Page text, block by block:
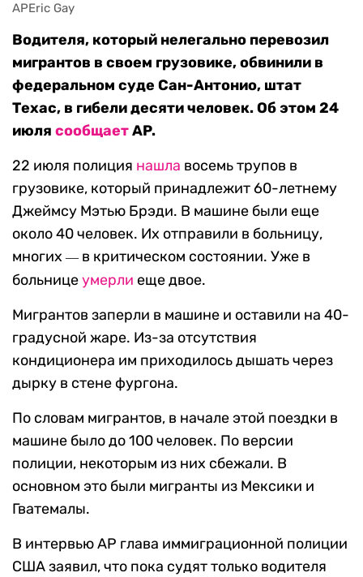
APEric Gay
Водителя, который нелегально перевозил
мигрантов в своем грузовике, обвинили в
федеральном суде Сан-Антонио, штат
Техас, в гибели десяти человек. Об этом 24
июля сообщаетAP.
22 июля полиция нашла восемь трупов в
грузовике, который принадлежит 60-летнему
Джеймсу Мэтью Брэди. В машине были еще
около 40 человек. Их отправили в больницу,
многих — в критическом состоянии. Уже в
больницеумерли еще двое.
Мигрантов заперли в машине и оставили на 40-
градусной жаре. Из-за отсутствия
кондиционера им приходилось дышать через
дырку в стене фургона.
По словам мигрантов, в начале этой поездки в
машине было до 100 человек. По версии
полиции, некоторым из них сбежали. В
основном это были мигранты из Мексики и
Гватемалы.
В интервью AP глава иммиграционной полиции
США заявил, что пока судят только водителя